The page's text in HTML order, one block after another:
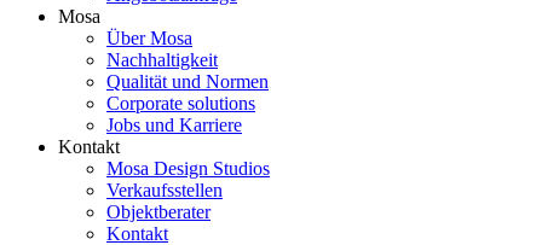
Mosa
Über Mosa
Nachhaltigkeit
Qualität und Normen
Corporate solutions
Jobs und Karriere
Kontakt
Mosa Design Studios
Verkaufsstellen
Objektberater
Kontakt